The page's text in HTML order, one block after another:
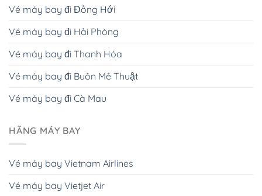
Vé máy bay đi Đồng Hới
Vé máy bay đi Hải Phòng
Vé máy bay đi Thanh Hóa
Vé máy bay đi Buôn Mê Thuật
Vé máy bay đi Cà Mau
HÃNG MÁY BAY
Vé máy bay Vietnam Airlines
Vé máy bay Vietjet Air